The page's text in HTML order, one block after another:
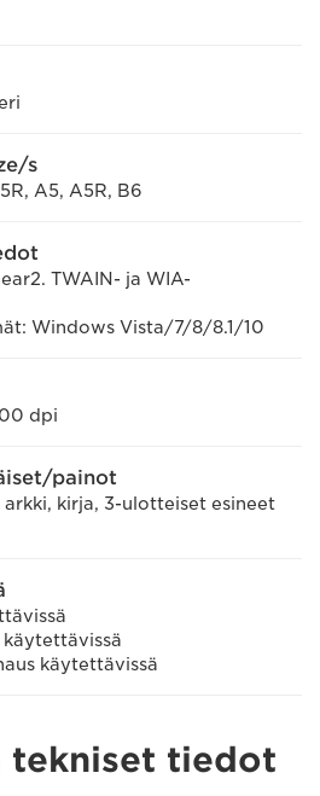
s
A5, A5R, B6
TWAIN- ja WIA-
Windows Vista/7/8/8.1/10
dpi
painot
arkki, kirja, 3-ulotteiset esineet
käytettävissä
käytettävissä
tekniset tiedot